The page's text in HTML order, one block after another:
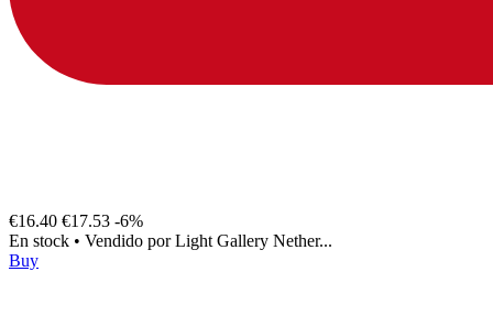
€16.40 €17.53 -6%
En stock • Vendido porLight Gallery Nether...
Buy